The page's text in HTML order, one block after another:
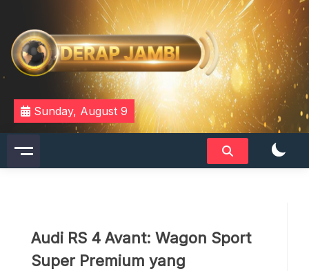
content
DERAPJAMBI
Sunday, August 9
Audi RS 4 Avant: Wagon Sport
Super Premium yang